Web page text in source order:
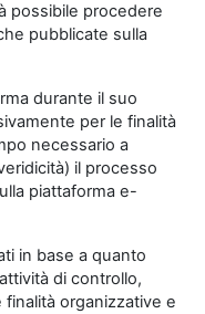
possibile procedere
pubblicate sulla
durante il suo
per le finalità
necessario a
il processo
piattaforma e-
in base a quanto
di controllo,
organizzative e